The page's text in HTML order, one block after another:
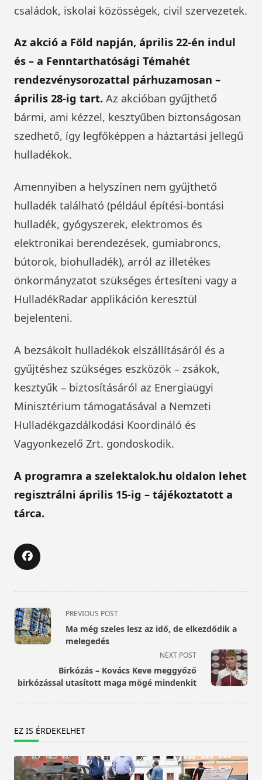
családok, iskolai közösségek, civil szervezetek.
Az akció a Föld napján, április 22-én indul
és – a Fenntarthatósági Témahét
rendezvénysorozattal párhuzamosan –
április 28-ig tart. Az akcióban gyűjthető
bármi, ami kézzel, kesztyűben biztonságosan
szedhető, így legfőképpen a háztartási jellegű
hulladékok.
Amennyiben a helyszínen nem gyűjthető
hulladék található (például építési-bontási
hulladék, gyógyszerek, elektromos és
elektronikai berendezések, gumiabroncs,
bútorok, biohulladék), arról az illetékes
önkormányzatot szükséges értesíteni vagy a
HulladékRadar applikáción keresztül
bejelenteni.
A bezsákolt hulladékok elszállításáról és a
gyűjtéshez szükséges eszközök – zsákok,
kesztyűk – biztosításáról az Energiaügyi
Minisztérium támogatásával a Nemzeti
Hulladékgazdálkodási Koordináló és
Vagyonkezelő Zrt. gondoskodik.
A programra a szelektalok.hu oldalon lehet
regisztrálni április 15-ig – tájékoztatott a
tárca.
<span
class="nav-
subtitle
text">Page</span>
PREVIOUS POST
Ma még szeles lesz az idő, de elkezdődik a
melegedés
NEXT POST
Birkózás – Kovács Keve meggyőző
birkózással utasított maga mögé mindenkit
EZ IS ÉRDEKELHET